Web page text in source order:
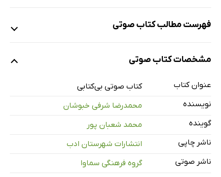
فهرست مطالب کتاب صوتی
نمونه
معرفی
قسمت یک
قسمت دو
قسمت سه
قسمت چهار
مشخصات کتاب صوتی
عنوان کتاب
کتاب صوتی بی‌کتابی
نویسنده
محمدرضا شرفی خبوشان
گوینده
محمد شعبان پور
ناشر چاپی
انتشارات شهرستان ادب
ناشر صوتی
گروه فرهنگی سماوا